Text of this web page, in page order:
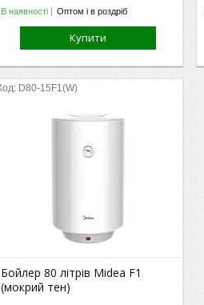
В наявності Оптом і в роздріб
Купити
D80-15F1(W)
Бойлер 80 літрів Midea F1
(мокрий тен)